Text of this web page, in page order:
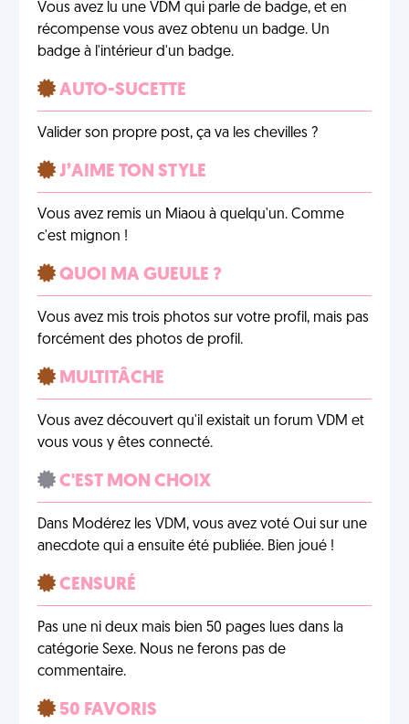
Vous avez lu une VDM qui parle de badge, et en
récompense vous avez obtenu un badge. Un
badge à l'intérieur d'un badge.
AUTO-SUCETTE
Valider son propre post, ça va les chevilles ?
J’AIME TON STYLE
Vous avez remis un Miaou à quelqu'un. Comme
c'est mignon !
QUOI MA GUEULE ?
Vous avez mis trois photos sur votre profil, mais pas
forcément des photos de profil.
MULTITÂCHE
Vous avez découvert qu'il existait un forum VDM et
vous vous y êtes connecté.
C'EST MON CHOIX
Dans Modérez les VDM, vous avez voté Oui sur une
anecdote qui a ensuite été publiée. Bien joué !
CENSURÉ
Pas une ni deux mais bien 50 pages lues dans la
catégorie Sexe. Nous ne ferons pas de
commentaire.
50 FAVORIS